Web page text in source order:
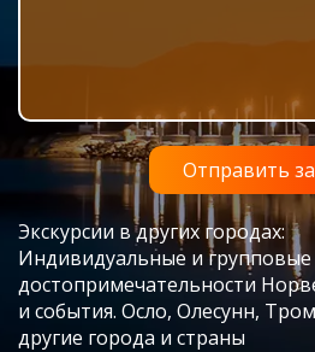
Экскурсии в других городах:
Индивидуальные и групповые
достопримечательности
и события. Осло, Олесунн,
другие города и страны